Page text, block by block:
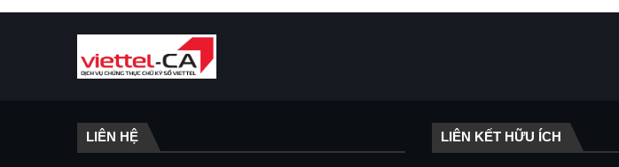
LIÊN HỆ LIÊN KẾT HỮU ÍCH